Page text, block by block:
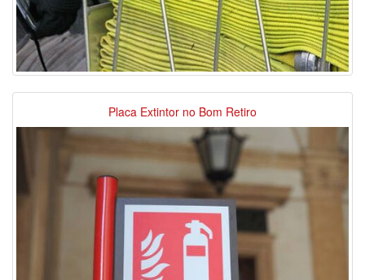
Placa Extintor no Bom Retiro